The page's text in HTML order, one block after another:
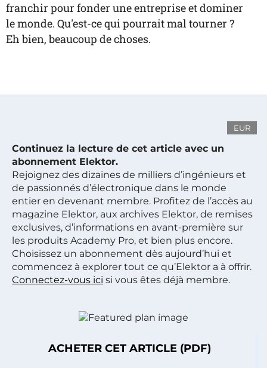
franchir pour fonder une entreprise et dominer
le monde. Qu'est-ce qui pourrait mal tourner ?
Eh bien, beaucoup de choses.
EUR
Continuez la lecture de cet article avec un
abonnement Elektor.
Rejoignez des dizaines de milliers d’ingénieurs et
de passionnés d’électronique dans le monde
entier en devenant membre. Profitez de l’accès au
magazine Elektor, aux archives Elektor, de remises
exclusives, d’informations en avant-première sur
les produits Academy Pro, et bien plus encore.
Choisissez un abonnement dès aujourd’hui et
commencez à explorer tout ce qu’Elektor a à offrir.
Connectez-vous ici si vous êtes déjà membre.
ACHETER CET ARTICLE (PDF)